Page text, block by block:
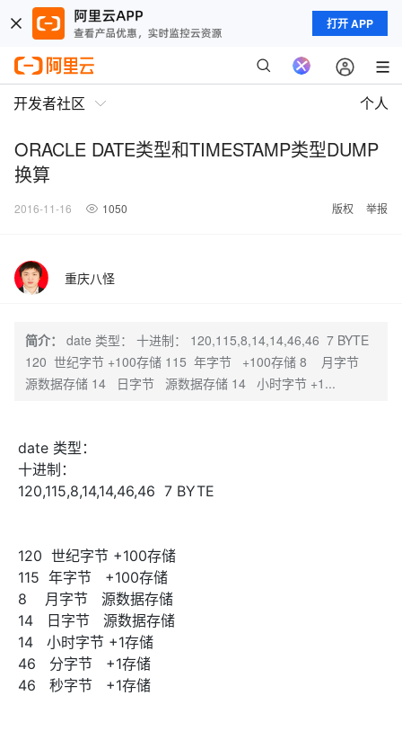
打开 APP
开发者社区 个人
ORACLE DATE类型和TIMESTAMP类型DUMP
换算
2016-11-16 1050 版权 举报
重庆八怪
简介：
date 类型： 十进制： 120,115,8,14,14,46,46 7 BYTE
120 世纪字节 +100存储 115 年字节 +100存储 8 月字节
源数据存储 14 日字节 源数据存储 14 小时字节 +1...
date 类型：
十进制：
120,115,8,14,14,46,46 7 BYTE
120 世纪字节 +100存储
115 年字节 +100存储
8 月字节 源数据存储
14 日字节 源数据存储
14 小时字节 +1存储
46 分字节 +1存储
46 秒字节 +1存储